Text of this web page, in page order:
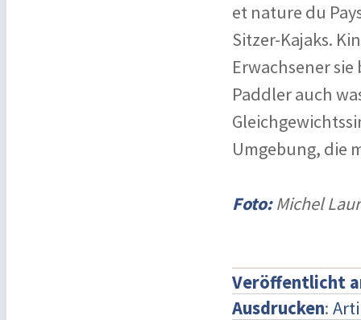
et nature du
Sitzer-Kajaks.
Erwachsener
Paddler auch
Umgebung, die
Foto:Michel
Veröffentlicht
Ausdrucken: